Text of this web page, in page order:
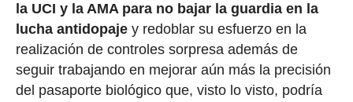
la UCI y la AMA para no bajar la guardia en la
lucha antidopajey redoblar su esfuerzo en la
realización de controles sorpresa además de
seguir trabajando en mejorar aún más la precisión
del pasaporte biológico que, visto lo visto, podría